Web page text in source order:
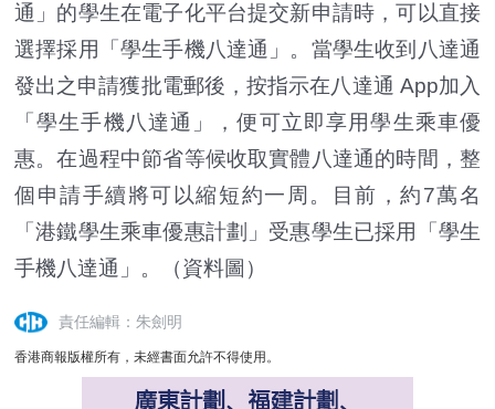
通」的學生在電子化平台提交新申請時，可以直接
選擇採用「學生手機八達通」。當學生收到八達通
發出之申請獲批電郵後，按指示在八達通 App加入
「學生手機八達通」，便可立即享用學生乘車優
惠。在過程中節省等候收取實體八達通的時間，整
個申請手續將可以縮短約一周。目前，約7萬名
「港鐵學生乘車優惠計劃」受惠學生已採用「學生
手機八達通」。（資料圖）
責任編輯：朱劍明
香港商報版權所有，未經書面允許不得使用。